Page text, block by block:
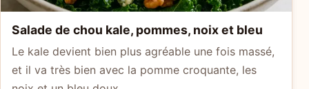
Salade de chou kale, pommes, noix et bleu
Le kale devient bien plus agréable une fois massé,
et il va très bien avec la pomme croquante, les